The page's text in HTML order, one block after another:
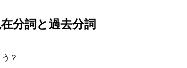
分詞と過去分詞
？